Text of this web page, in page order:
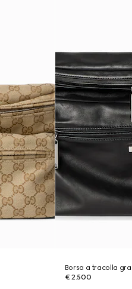
Borsa a tracolla
€ 2.500